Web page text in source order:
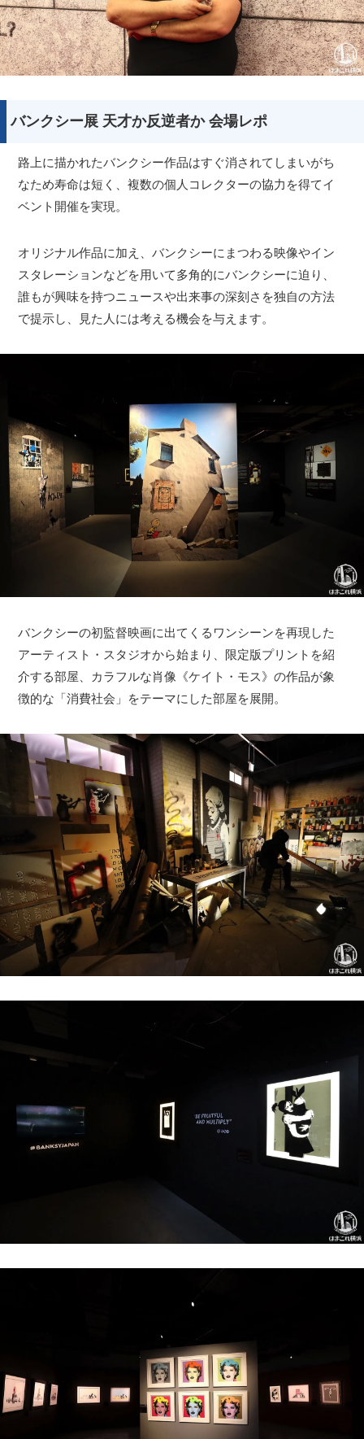
バンクシー展 天才か反逆者か 会場レポ
路上に描かれたバンクシー作品はすぐ消されてしまいがち
なため寿命は短く、複数の個人コレクターの協力を得てイ
ベント開催を実現。
オリジナル作品に加え、バンクシーにまつわる映像やイン
スタレーションなどを用いて多角的にバンクシーに迫り、
誰もが興味を持つニュースや出来事の深刻さを独自の方法
で提示し、見た人には考える機会を与えます。
バンクシーの初監督映画に出てくるワンシーンを再現した
アーティスト・スタジオから始まり、限定版プリントを紹
介する部屋、カラフルな肖像《ケイト・モス》の作品が象
徴的な「消費社会」をテーマにした部屋を展開。